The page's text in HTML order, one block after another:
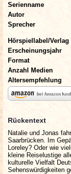
Serienname
Autor
Sprecher
Hörspiellabel/Verlag
Erscheinungsjahr
Format
Anzahl Medien
Altersempfehlung
Rückentext
Natalie und Jonas
Saarbrücken. Im
Loreley? Oder wie
kleine Reiselustige
kulturelle Vielfalt
Sehenswürdigkeiten